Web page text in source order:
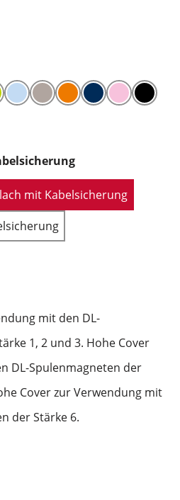
mit Kabelsicherung
mit den DL-
1, 2 und 3. Hohe Cover
DL-Spulenmagneten der
Cover zur Verwendung mit
der Stärke 6.